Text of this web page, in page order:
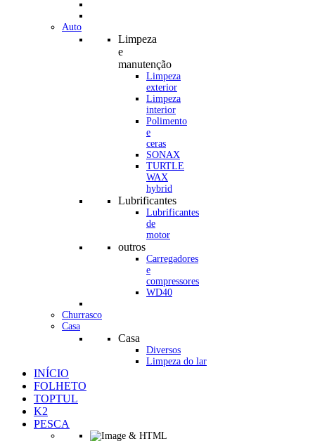
Auto
Limpeza
e
manutenção
Limpeza
exterior
Limpeza
interior
Polimento
e
ceras
SONAX
TURTLE
WAX
hybrid
Lubrificantes
Lubrificantes
de
motor
outros
Carregadores
e
compressores
WD40
Churrasco
Casa
Casa
Diversos
Limpeza do lar
INÍCIO
FOLHETO
TOPTUL
K2
PESCA